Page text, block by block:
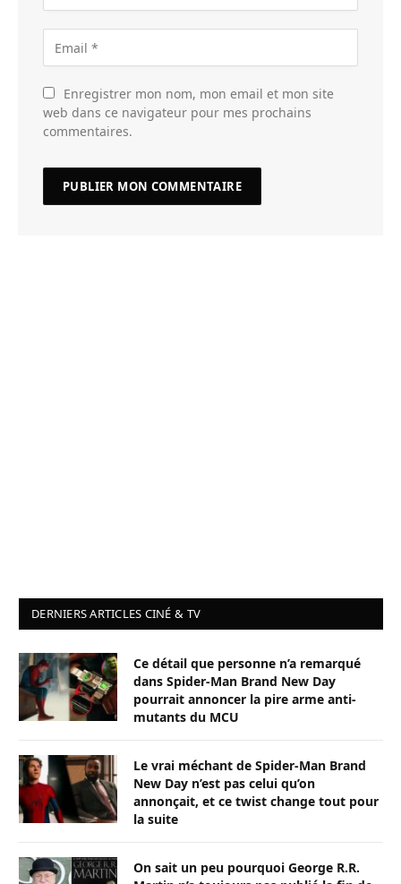
Enregistrer mon nom, mon email et mon site
web dans ce navigateur pour mes prochains
commentaires.
DERNIERS ARTICLES CINÉ & TV
Ce détail que personne n’a remarqué
dans Spider-Man Brand New Day
pourrait annoncer la pire arme anti-
mutants du MCU
Le vrai méchant de Spider-Man Brand
New Day n’est pas celui qu’on
annonçait, et ce twist change tout pour
la suite
On sait un peu pourquoi George R.R.